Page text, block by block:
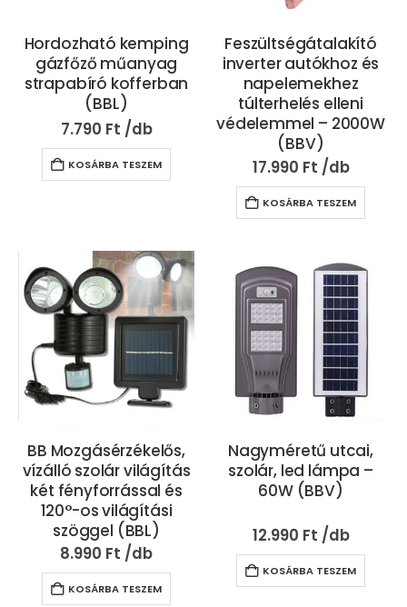
Hordozható kemping
gázfőző műanyag
strapabíró kofferban
(BBL)
7.790 Ft
KOSÁRBA TESZEM
Feszültségátalakító
inverter autókhoz és
napelemekhez
túlterhelés elleni
védelemmel – 2000W
(BBV)
17.990 Ft
KOSÁRBA TESZEM
BB Mozgásérzékelős,
vízálló szolár világítás
két fényforrással és
120°-os világítási
szöggel (BBL)
8.990 Ft
KOSÁRBA TESZEM
Nagyméretű utcai,
szolár, led lámpa –
60W (BBV)
12.990 Ft
KOSÁRBA TESZEM